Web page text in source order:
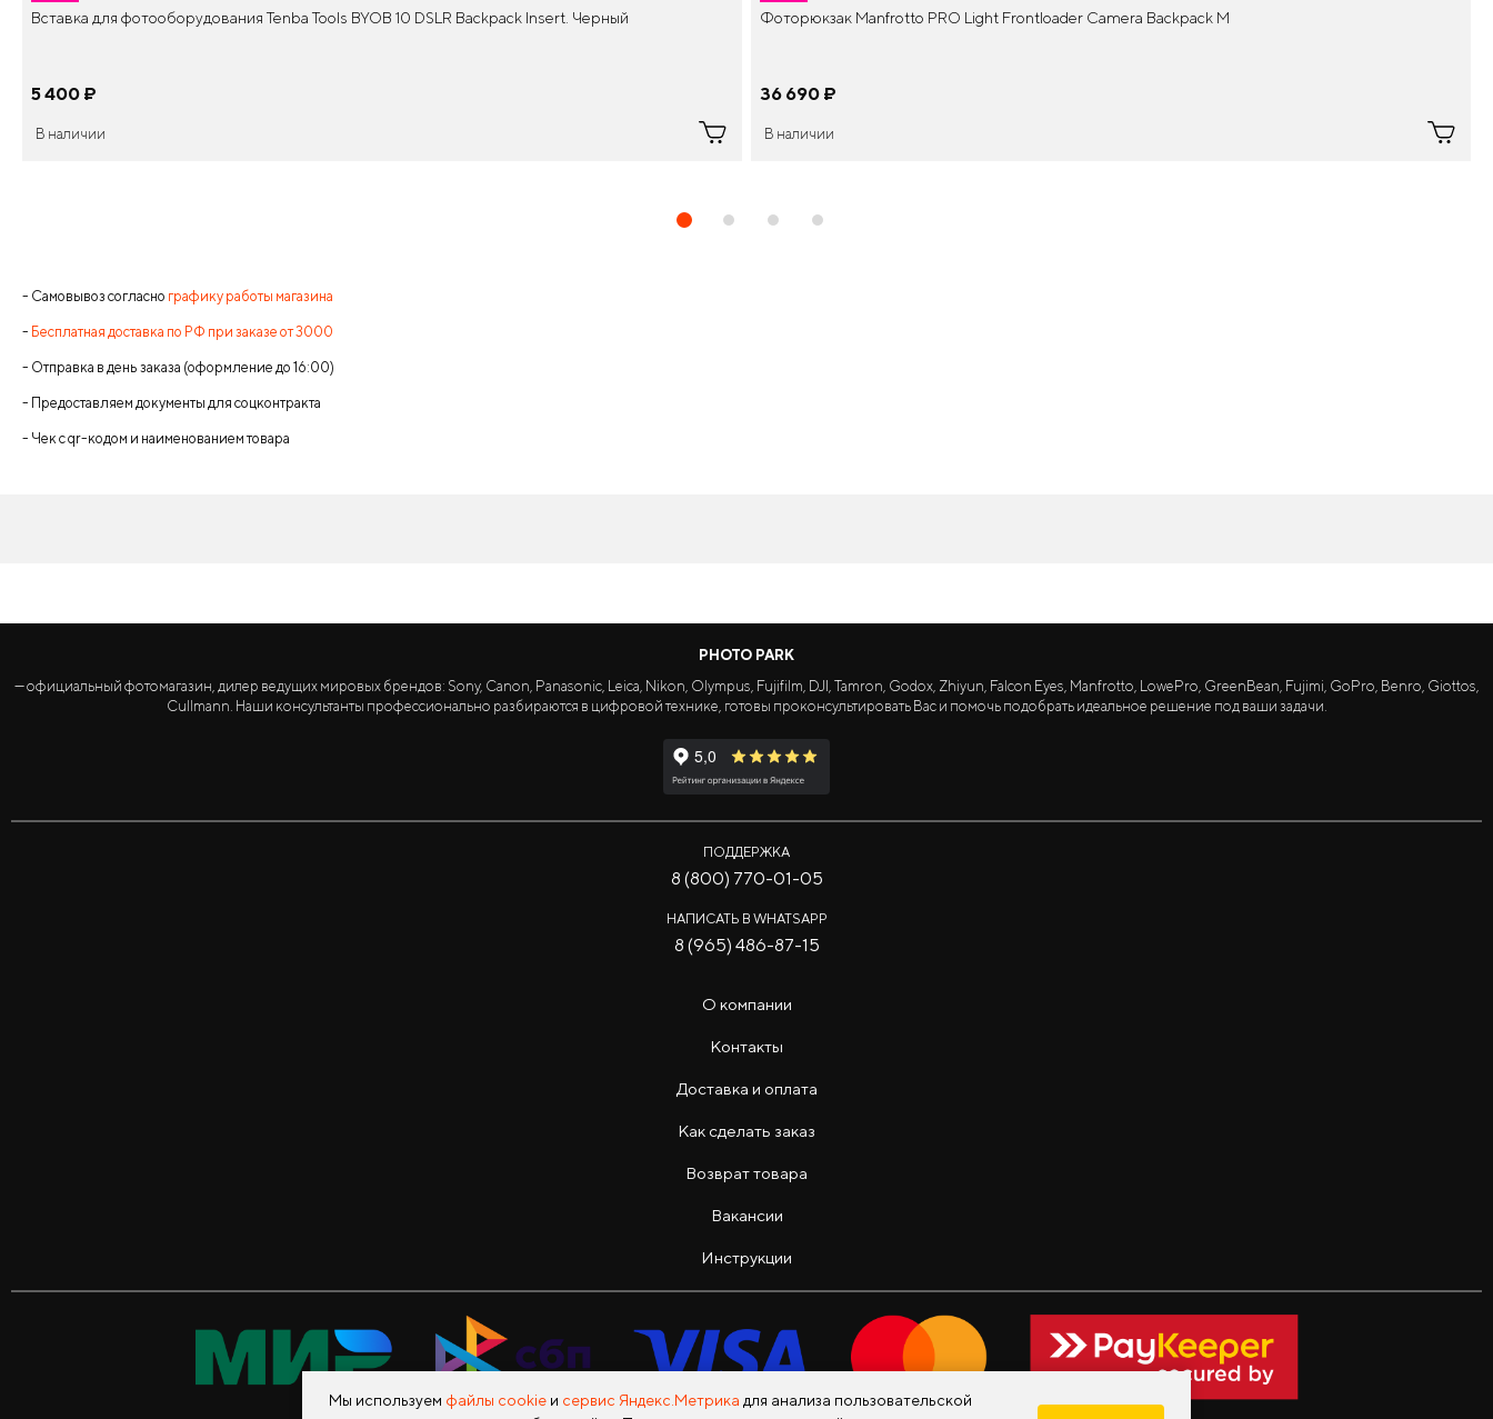
Вставка для фотооборудования Tenba Tools BYOB 10 DSLR Backpack Insert. Черный
5 400 ¤
В наличии
Фоторюкзак Manfrotto PRO Light Frontloader Camera Backpack M
36 690 ¤
В наличии
- Самовывоз согласно графику работы магазина
- Бесплатная доставка по РФ при заказе от 3000
- Отправка в день заказа (оформление до 16:00)
- Предоставляем документы для соцконтракта
- Чек с qr-кодом и наименованием товара
PHOTO PARK
— официальный фотомагазин, дилер ведущих мировых брендов: Sony, Canon, Panasonic, Leica, Nikon, Olympus, Fujifilm, DJI, Tamron, Godox, Zhiyun, Falcon Eyes, Manfrotto, LowePro, GreenBean, Fujimi, GoPro, Benro, Giottos,
Cullmann. Наши консультанты профессионально разбираются в цифровой технике, готовы проконсультировать Вас и помочь подобрать идеальное решение под ваши задачи.
ПОДДЕРЖКА
8 (800) 770-01-05
НАПИСАТЬ В WHATSAPP
8 (965) 486-87-15
О компании
Контакты
Доставка и оплата
Как сделать заказ
Возврат товара
Вакансии
Инструкции
Мы используем файлы cookie и сервис Яндекс.Метрика для анализа пользовательской